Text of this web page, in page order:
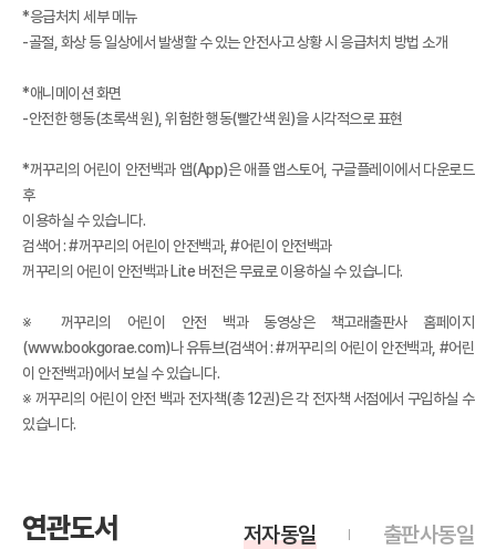
*응급처치 세부 메뉴
-골절, 화상 등 일상에서 발생할 수 있는 안전사고 상황 시 응급처치 방법 소개
*애니메이션 화면
-안전한 행동(초록색 원), 위험한 행동(빨간색 원)을 시각적으로 표현
*꺼꾸리의 어린이 안전백과 앱(App)은 애플 앱스토어, 구글플레이에서 다운로드
후
이용하실 수 있습니다.
검색어 : #꺼꾸리의 어린이 안전백과, #어린이 안전백과
꺼꾸리의 어린이 안전백과 Lite 버전은 무료로 이용하실 수 있습니다.
※ 꺼꾸리의 어린이 안전 백과 동영상은 책고래출판사 홈페이지
(www.bookgorae.com)나 유튜브(검색어 : #꺼꾸리의 어린이 안전백과, #어린
이 안전백과)에서 보실 수 있습니다.
※ 꺼꾸리의 어린이 안전 백과 전자책(총 12권)은 각 전자책 서점에서 구입하실 수
있습니다.
연관도서 출판사동일
저자동일